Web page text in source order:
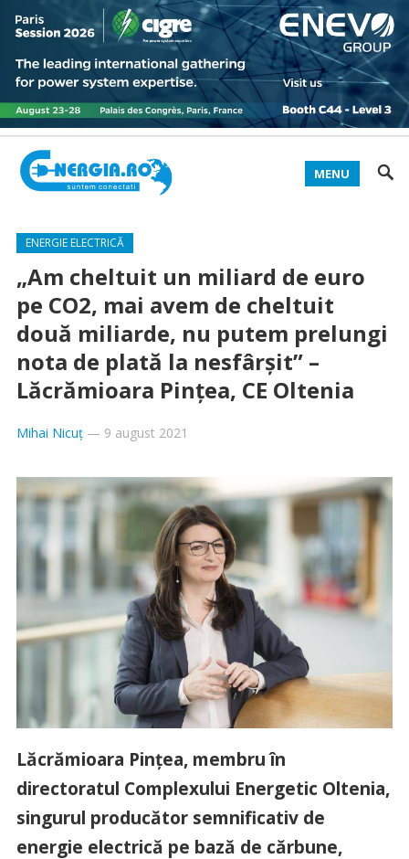
MENU
ENERGIE ELECTRICĂ
„Am cheltuit un miliard de euro
pe CO2, mai avem de cheltuit
două miliarde, nu putem prelungi
nota de plată la nesfârșit” –
Lăcrămioara Pințea, CE Oltenia
Mihai Nicuț— 9 august 2021
Lăcrămioara Pințea, membru în
directoratul Complexului Energetic Oltenia,
singurul producător semnificativ de
energie electrică pe bază de cărbune,